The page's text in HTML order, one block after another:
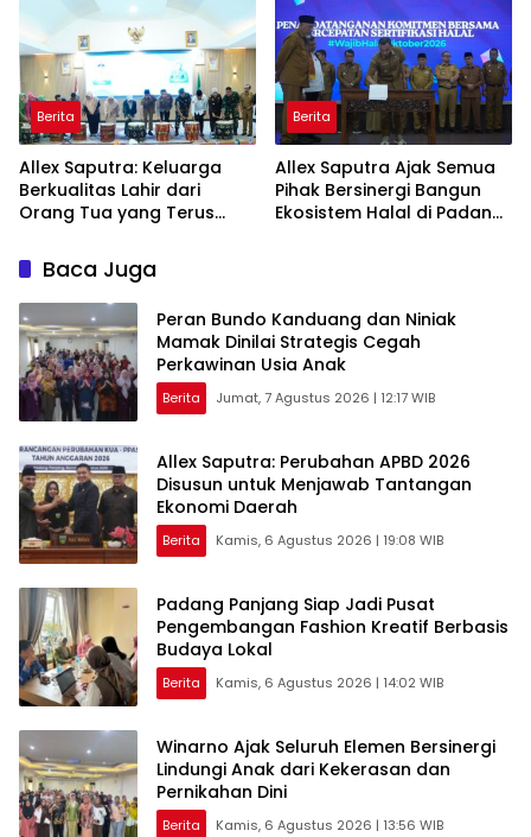
Berita
Allex Saputra: Keluarga
Berkualitas Lahir dari
Orang Tua yang Terus
Berita
Allex Saputra Ajak Semua
Pihak Bersinergi Bangun
Ekosistem Halal di Padang
Baca Juga
Peran Bundo Kanduang dan Niniak
Mamak Dinilai Strategis Cegah
Perkawinan Usia Anak
Berita Jumat, 7 Agustus 2026 | 12:17 WIB
Allex Saputra: Perubahan APBD 2026
Disusun untuk Menjawab Tantangan
Ekonomi Daerah
Berita Kamis, 6 Agustus 2026 | 19:08 WIB
Padang Panjang Siap Jadi Pusat
Pengembangan Fashion Kreatif Berbasis
Budaya Lokal
Berita Kamis, 6 Agustus 2026 | 14:02 WIB
Winarno Ajak Seluruh Elemen Bersinergi
Lindungi Anak dari Kekerasan dan
Pernikahan Dini
Berita Kamis, 6 Agustus 2026 | 13:56 WIB